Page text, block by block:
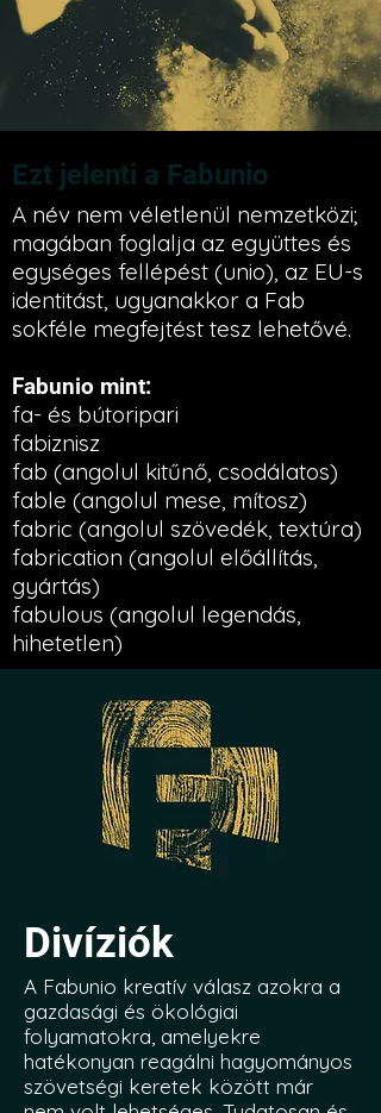
Ezt jelenti a Fabunio
A név nem véletlenül nemzetközi;
magában foglalja az együttes és
egységes fellépést (unio), az EU-s
identitást, ugyanakkor a Fab
sokféle megfejtést tesz lehetővé.
Fabunio mint:
fa- és bútoripari
fabiznisz
fab (angolul kitűnő, csodálatos)
fable (angolul mese, mítosz)
fabric (angolul szövedék, textúra)
fabrication (angolul előállítás,
gyártás)
fabulous (angolul legendás,
hihetetlen)
Divíziók
A Fabunio kreatív válasz azokra a
gazdasági és ökológiai
folyamatokra, amelyekre
hatékonyan reagálni hagyományos
szövetségi keretek között már